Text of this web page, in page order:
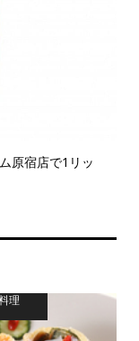
原宿店で1リッ
理